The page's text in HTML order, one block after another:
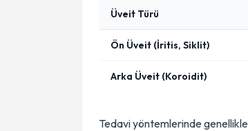
Üveit Türü
Ön Üveit (İritis, Siklit)
Arka Üveit (Koroidit)
Tedavi yöntemlerinde genellikle